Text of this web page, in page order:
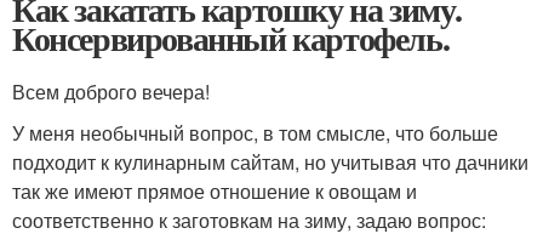
Консервированный картофель.
Всем доброго вечера!
У меня необычный вопрос, в том смысле, что больше
подходит к кулинарным сайтам, но учитывая что дачники
так же имеют прямое отношение к овощам и
соответственно к заготовкам на зиму, задаю вопрос: